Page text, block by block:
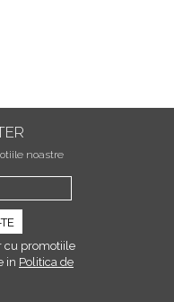
noastre
cu promotiile
in Politica de